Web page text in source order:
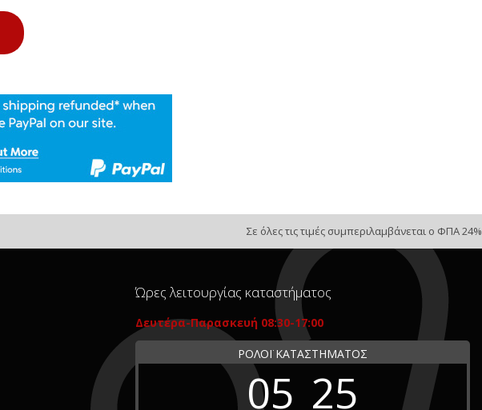
Σε όλες τις τιμές συμπεριλαμβάνεται ο ΦΠΑ 24%
Ώρες λειτουργίας καταστήματος
Δευτέρα-Παρασκευή 08:30-17:00
ΡΟΛΟΪ ΚΑΤΑΣΤΗΜΑΤΟΣ
05 25